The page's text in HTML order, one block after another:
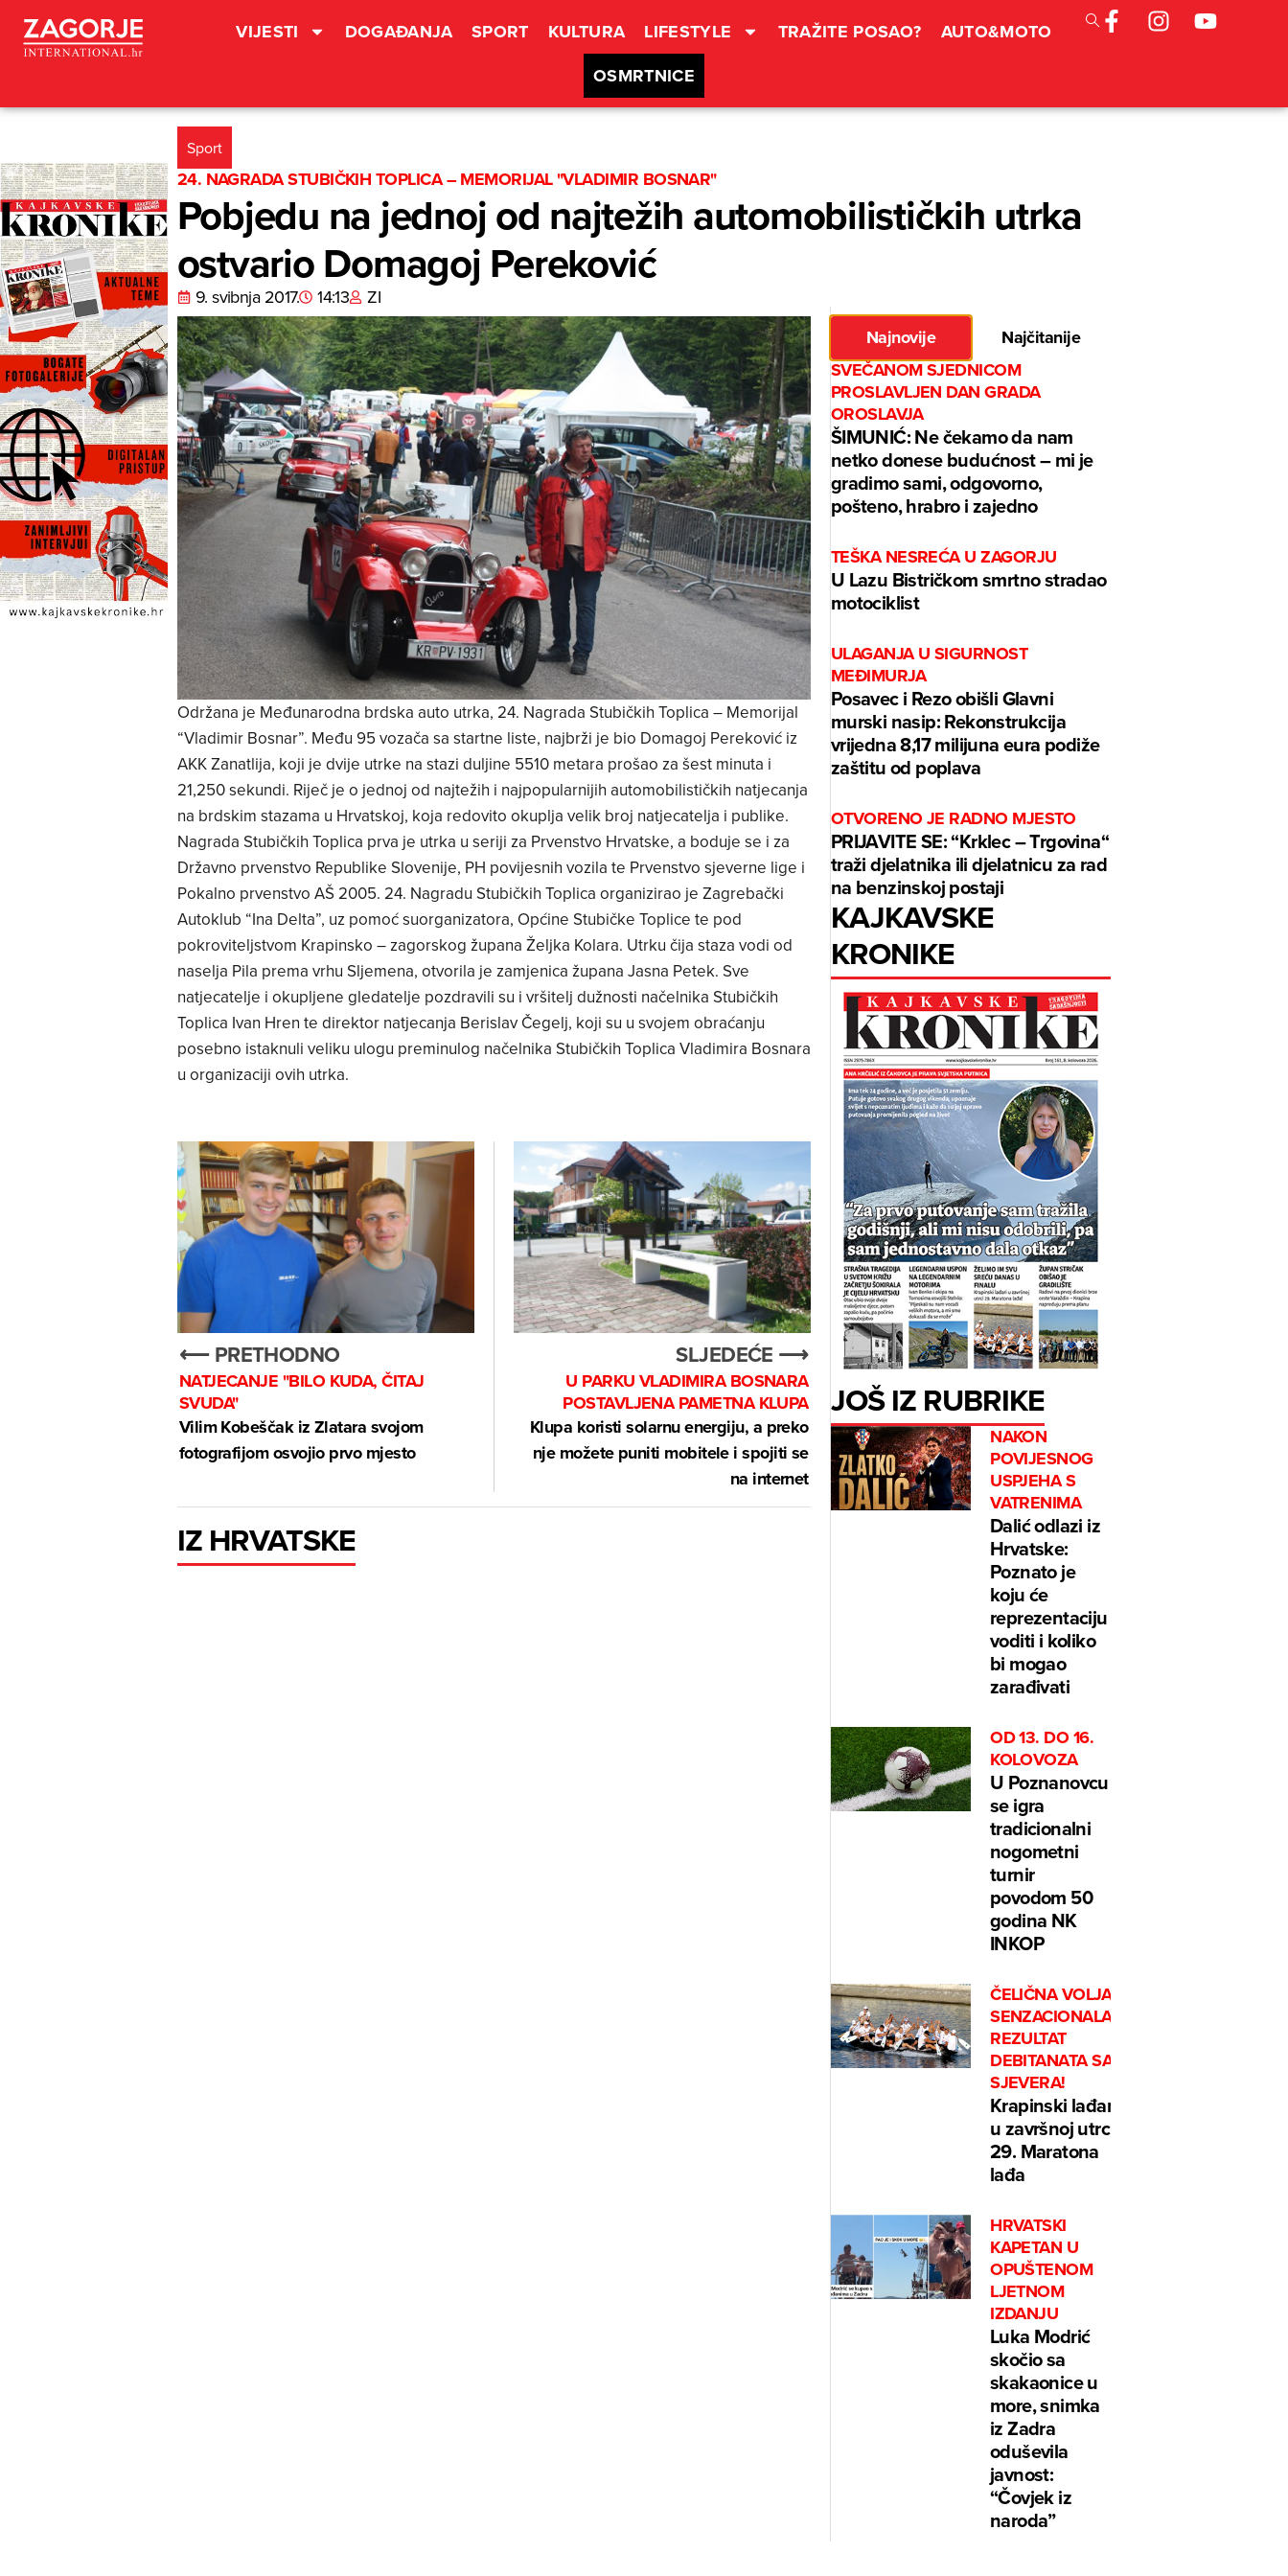
VIJESTI DOGAĐANJA SPORT KULTURA LIFESTYLE TRAŽITE POSAO?
AUTO&MOTO
OSMRTNICE
Sport
24. NAGRADA STUBIČKIH TOPLICA – MEMORIJAL "VLADIMIR BOSNAR"
Pobjedu na jednoj od najtežih automobilističkih utrka
ostvario Domagoj Pereković
9. svibnja 2017. 14:13 ZI
Održana je Međunarodna brdska auto utrka, 24. Nagrada Stubičkih Toplica – Memorijal
“Vladimir Bosnar”. Među 95 vozača sa startne liste, najbrži je bio Domagoj Pereković iz
AKK Zanatlija, koji je dvije utrke na stazi duljine 5510 metara prošao za šest minuta i
21,250 sekundi. Riječ je o jednoj od najtežih i najpopularnijih automobilističkih natjecanja
na brdskim stazama u Hrvatskoj, koja redovito okuplja velik broj natjecatelja i publike.
Nagrada Stubičkih Toplica prva je utrka u seriji za Prvenstvo Hrvatske, a boduje se i za
Državno prvenstvo Republike Slovenije, PH povijesnih vozila te Prvenstvo sjeverne lige i
Pokalno prvenstvo AŠ 2005. 24. Nagradu Stubičkih Toplica organizirao je Zagrebački
Autoklub “Ina Delta”, uz pomoć suorganizatora, Općine Stubičke Toplice te pod
pokroviteljstvom Krapinsko – zagorskog župana Željka Kolara. Utrku čija staza vodi od
naselja Pila prema vrhu Sljemena, otvorila je zamjenica župana Jasna Petek. Sve
natjecatelje i okupljene gledatelje pozdravili su i vršitelj dužnosti načelnika Stubičkih
Toplica Ivan Hren te direktor natjecanja Berislav Čegelj, koji su u svojem obraćanju
posebno istaknuli veliku ulogu preminulog načelnika Stubičkih Toplica Vladimira Bosnara
u organizaciji ovih utrka.
⟵ PRETHODNO
NATJECANJE "BILO KUDA, ČITAJ
SVUDA"
Vilim Kobeščak iz Zlatara svojom
fotografijom osvojio prvo mjesto
SLJEDEĆE ⟶
U PARKU VLADIMIRA BOSNARA
POSTAVLJENA PAMETNA KLUPA
Klupa koristi solarnu energiju, a preko
nje možete puniti mobitele i spojiti se
na internet
IZ HRVATSKE
Najnovije
Najčitanije
SVEČANOM SJEDNICOM
PROSLAVLJEN DAN GRADA
OROSLAVJA
ŠIMUNIĆ: Ne čekamo da nam
netko donese budućnost – mi je
gradimo sami, odgovorno,
pošteno, hrabro i zajedno
TEŠKA NESREĆA U ZAGORJU
U Lazu Bistričkom smrtno stradao
motociklist
ULAGANJA U SIGURNOST
MEĐIMURJA
Posavec i Rezo obišli Glavni
murski nasip: Rekonstrukcija
vrijedna 8,17 milijuna eura podiže
zaštitu od poplava
OTVORENO JE RADNO MJESTO
PRIJAVITE SE: “Krklec – Trgovina“
traži djelatnika ili djelatnicu za rad
na benzinskoj postaji
KAJKAVSKE
KRONIKE
JOŠ IZ RUBRIKE
NAKON
POVIJESNOG
USPJEHA S
VATRENIMA
Dalić odlazi iz
Hrvatske:
Poznato je
koju će
reprezentaciju
voditi i koliko
bi mogao
zarađivati
OD 13. DO 16.
KOLOVOZA
U Poznanovcu
se igra
tradicionalni
nogometni
turnir
povodom 50
godina NK
INKOP
ČELIČNA VOLJA I
SENZACIONALAN
REZULTAT
DEBITANATA SA
SJEVERA!
Krapinski lađari
u završnoj utrci
29. Maratona
lađa
HRVATSKI
KAPETAN U
OPUŠTENOM
LJETNOM
IZDANJU
Luka Modrić
skočio sa
skakaonice u
more, snimka
iz Zadra
oduševila
javnost:
“Čovjek iz
naroda”